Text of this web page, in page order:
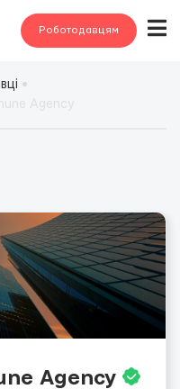
Роботодавцям
Agency